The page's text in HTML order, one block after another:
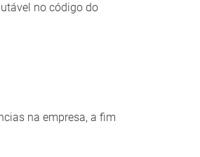
no código do
na empresa, a fim